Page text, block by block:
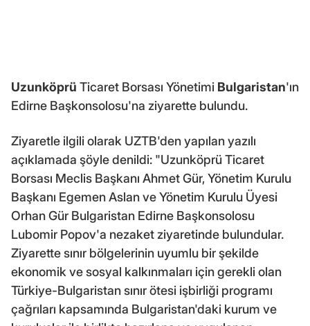
Uzunköprü Ticaret Borsası Yönetimi Bulgaristan'ın
Edirne Başkonsolosu'na ziyarette bulundu.
Ziyaretle ilgili olarak UZTB'den yapılan yazılı
açıklamada şöyle denildi: "Uzunköprü Ticaret
Borsası Meclis Başkanı Ahmet Gür, Yönetim Kurulu
Başkanı Egemen Aslan ve Yönetim Kurulu Üyesi
Orhan Gür Bulgaristan Edirne Başkonsolosu
Lubomir Popov'a nezaket ziyaretinde bulundular.
Ziyarette sınır bölgelerinin uyumlu bir şekilde
ekonomik ve sosyal kalkınmaları için gerekli olan
Türkiye-Bulgaristan sınır ötesi işbirliği programı
çağrıları kapsamında Bulgaristan'daki kurum ve